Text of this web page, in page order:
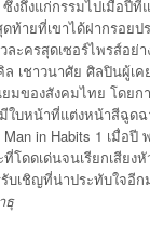
งถึงแก่กรรมไปเมื่อปีที่
ดท้ายที่เขาได้ฝากรอย
ละครสุดเซอร์ไพรส์อย่า
ล เชาวนาศัย ศิลปินผู้เค
มของสังคมไทย โดยก
ใบหน้าที่แต่งหน้าสีฉูด
Man in Habits 1 เมื่อปี
โดดเด่นจนเรียกเสียงหั
บเชิญที่น่าประทับใจอี
ธุ